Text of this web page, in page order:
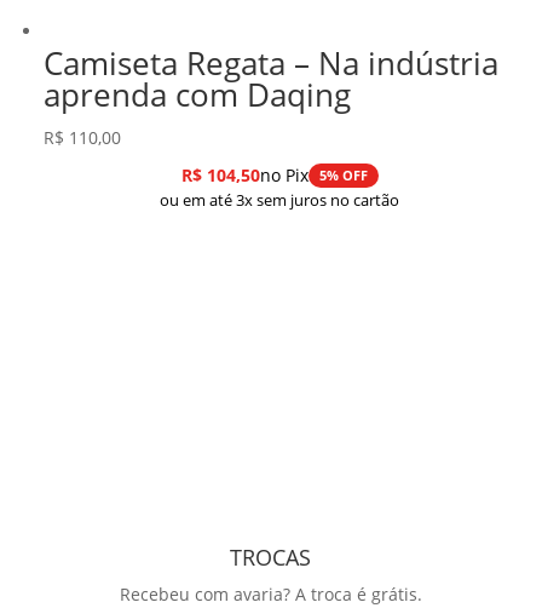
Camiseta Regata – Na indústria
aprenda com Daqing
R$ 110,00
R$104,50no Pix 5% OFF
ou em até 3x sem juros no cartão
TROCAS
Recebeu com avaria? A troca é grátis.